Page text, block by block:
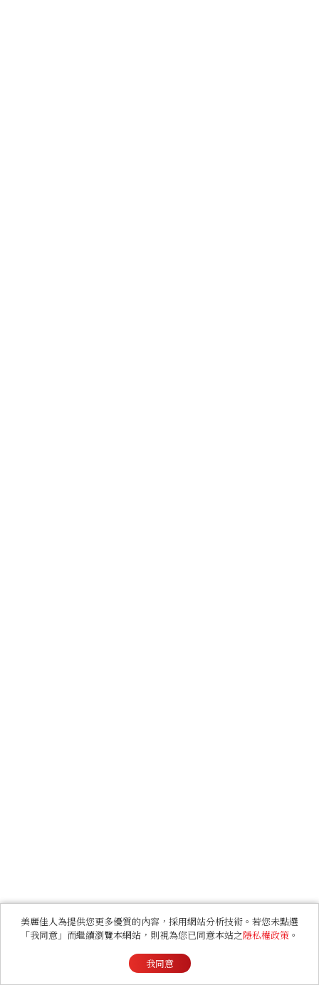
美麗佳人為提供您更多優質的內容，採用網站分析技術。若您未點選
「我同意」而繼續瀏覽本網站，則視為您已同意本站之隱私權政策 。
我同意